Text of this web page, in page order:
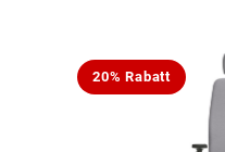
20% Rabatt